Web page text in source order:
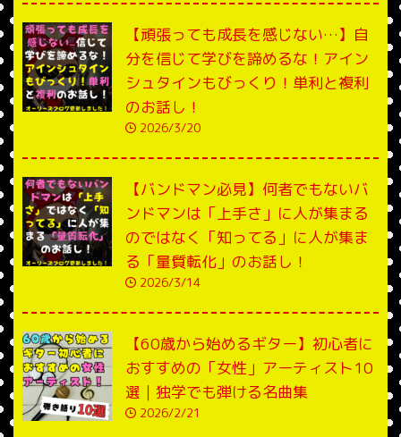
【頑張っても成長を感じない…】自
分を信じて学びを諦めるな！アイン
シュタインもびっくり！単利と複利
のお話し！
2026/3/20
【バンドマン必見】何者でもないバ
ンドマンは「上手さ」に人が集まる
のではなく「知ってる」に人が集ま
る「量質転化」のお話し！
2026/3/14
【60歳から始めるギター】初心者に
おすすめの「女性」アーティスト10
選｜独学でも弾ける名曲集
2026/2/21